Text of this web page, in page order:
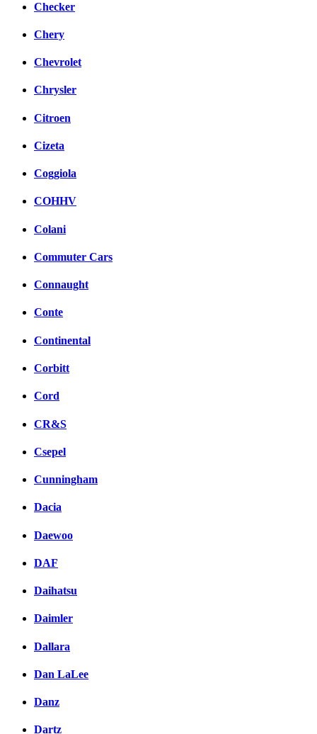
Checker
Chery
Chevrolet
Chrysler
Citroen
Cizeta
Coggiola
COHHV
Colani
Commuter Cars
Connaught
Conte
Continental
Corbitt
Cord
CR&S
Csepel
Cunningham
Dacia
Daewoo
DAF
Daihatsu
Daimler
Dallara
Dan LaLee
Danz
Dartz